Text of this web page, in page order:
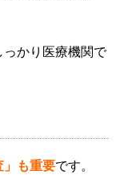
かり医療機関で
」も重要です。